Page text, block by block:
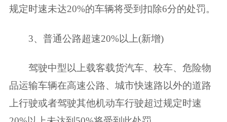
规定时速未达20%的车辆将受到扣除6分的处罚。
3、普通公路超速20%以上(新增)
驾驶中型以上载客载货汽车、校车、危险物
品运输车辆在高速公路、城市快速路以外的道路
上行驶或者驾驶其他机动车行驶超过规定时速